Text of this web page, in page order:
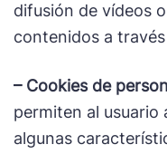
difusión de vídeos
contenidos a
– Cookies de
permiten al usuario
algunas